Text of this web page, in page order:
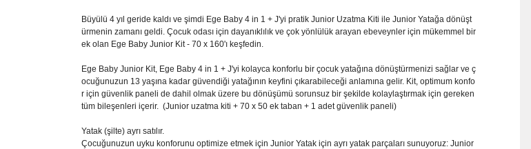
Büyülü 4 yıl geride kaldı ve şimdi Ege Baby 4 in 1 + J'yi pratik Junior Uzatma Kiti ile Junior Yatağa dönüşt
ürmenin zamanı geldi. Çocuk odası için dayanıklılık ve çok yönlülük arayan ebeveynler için mükemmel bir
ek olan Ege Baby Junior Kit - 70 x 160'ı keşfedin.
Ege Baby Junior Kit, Ege Baby 4 in 1 + J'yi kolayca konforlu bir çocuk yatağına dönüştürmenizi sağlar ve ç
ocuğunuzun 13 yaşına kadar güvendiği yatağının keyfini çıkarabileceği anlamına gelir. Kit, optimum konfo
r için güvenlik paneli de dahil olmak üzere bu dönüşümü sorunsuz bir şekilde kolaylaştırmak için gereken
tüm bileşenleri içerir. (Junior uzatma kiti + 70 x 50 ek taban + 1 adet güvenlik paneli)
Yatak (şilte) ayrı satılır.
Çocuğunuzun uyku konforunu optimize etmek için Junior Yatak için ayrı yatak parçaları sunuyoruz: Junior